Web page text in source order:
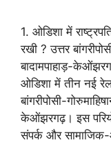
1. ओडिशा में
रखी ? उत्तर
बादामपाहाड़-
ओडिशा में तीन नई
बांगरीपोसी-
केओंझरगढ़। इस
संपर्क और